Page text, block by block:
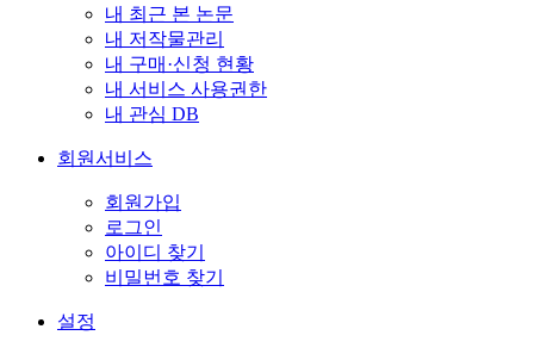
내 최근 본 논문
내 저작물관리
내 구매·신청 현황
내 서비스 사용권한
내 관심 DB
회원서비스
회원가입
로그인
아이디 찾기
비밀번호 찾기
설정